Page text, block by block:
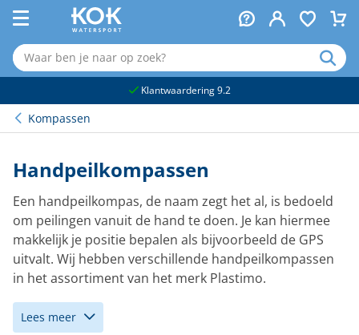
Klantwaardering 9.2
Kompassen
Handpeilkompassen
Een handpeilkompas, de naam zegt het al, is bedoeld
om peilingen vanuit de hand te doen. Je kan hiermee
makkelijk je positie bepalen als bijvoorbeeld de GPS
uitvalt. Wij hebben verschillende handpeilkompassen
in het assortiment van het merk Plastimo.
Lees meer